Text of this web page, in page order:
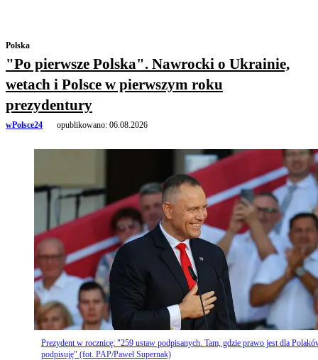
Polska
"Po pierwsze Polska". Nawrocki o Ukrainie,
wetach i Polsce w pierwszym roku
prezydentury
wPolsce24 opublikowano: 06.08.2026
Prezydent w rocznicę: "259 ustaw podpisanych. Tam, gdzie prawo jest dla
podpisuję" (fot. PAP/Paweł Supernak)